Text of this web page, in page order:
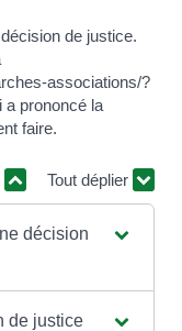
de justice.
associations/?
a prononcé la
faire.
Tout déplier
décision
de justice